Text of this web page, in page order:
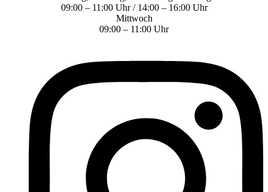
09:00 – 11:00 Uhr / 14:00 – 16:00 Uhr
Mittwoch
09:00 – 11:00 Uhr